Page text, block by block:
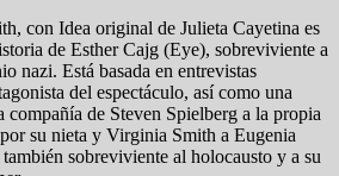
con Idea original de Julieta Cayetina es
de Esther Cajg (Eye), sobreviviente a
nazi. Está basada en entrevistas
del espectáculo, así como una
compañía de Steven Spielberg a la propia
su nieta y Virginia Smith a Eugenia
sobreviviente al holocausto y a su